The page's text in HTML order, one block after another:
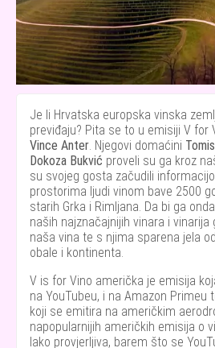
Je li Hrvatska europska vinska
previđaju? Pita se to u emisiji V for
Vince Anter. Njegovi domaćini
Dokoza Bukvić proveli su ga kroz
su svojeg gosta začudili
prostorima ljudi vinom bave 2500
starih Grka i Rimljana. Da bi ga
naših najznačajnijih vinara i vinarija
naša vina te s njima sparena jela
obale i kontinenta.
V is for Vino američka je emisija
na YouTubeu, i na Amazon Primeu
koji se emitira na američkim
napopularnijih američkih emisija o
lako provjerljiva, barem što se